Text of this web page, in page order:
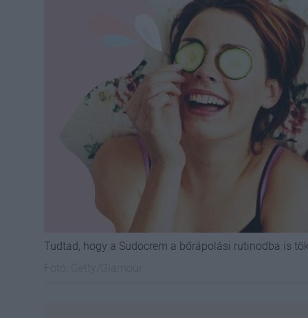
Tudtad, hogy a Sudocrem a bőrápolási rutinodba is